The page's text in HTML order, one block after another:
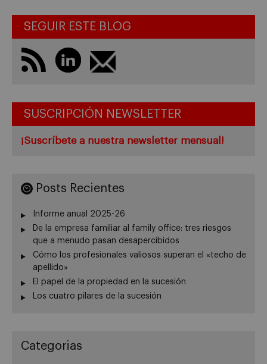
SEGUIR ESTE BLOG
SUSCRIPCIÓN NEWSLETTER
¡Suscríbete a nuestra newsletter mensual!
Posts Recientes
Informe anual 2025-26
De la empresa familiar al family office: tres riesgos
que a menudo pasan desapercibidos
Cómo los profesionales valiosos superan el «techo de
apellido»
El papel de la propiedad en la sucesión
Los cuatro pilares de la sucesión
Categorias